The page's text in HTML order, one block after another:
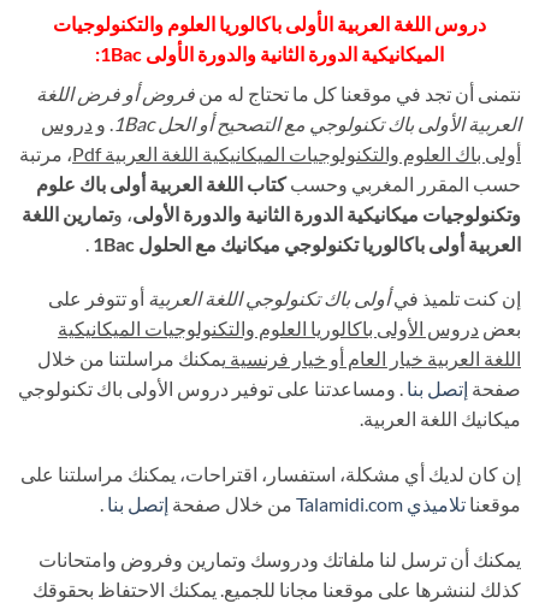
دروس اللغة العربية الأولى باكالوريا العلوم والتكنولوجيات
الميكانيكية الدورة الثانية والدورة الأولى 1Bac:
نتمنى أن تجد في موقعنا كل ما تحتاج له من فروض أو فرض اللغة
العربية الأولى باك تكنولوجي مع التصحيح أو الحل 1Bac
. و دروس
أولى باك العلوم والتكنولوجيات الميكانيكية اللغة العربية Pdf
، مرتبة
حسب المقرر المغربي وحسبكتاب اللغة العربية أولى باك علوم
وتكنولوجيات ميكانيكية الدورة الثانية والدورة الأولى، وتمارين اللغة
العربية أولى باكالوريا تكنولوجي ميكانيك مع الحلول 1Bac
إن كنت تلميذ فيأولى باك تكنولوجي اللغة العربية أو تتوفر على
بعض دروس الأولى باكالوريا العلوم والتكنولوجيات الميكانيكية
اللغة العربية خيار العام أو خيار فرنسية يمكنك مراسلتنا من خلال
صفحة إتصل بنا . ومساعدتنا على توفير دروس الأولى باك تكنولوجي
ميكانيك اللغة العربية.
إن كان لديك أي مشكلة، استفسار، اقتراحات، يمكنك مراسلتنا على
موقعنا تلاميذي Talamidi.com من خلال صفحة إتصل بنا .
يمكنك أن ترسل لنا ملفاتك ودروسك وتمارين وفروض وامتحانات
كذلك لننشرها على موقعنا مجانا للجميع. يمكنك الاحتفاظ بحقوقك